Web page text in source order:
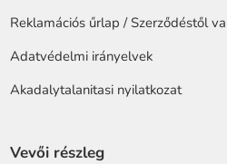
Reklamációs űrlap / Szerződéstől
Adatvédelmi irányelvek
Akadalytalanitasi nyilatkozat
Vevői részleg